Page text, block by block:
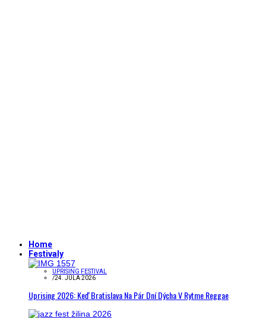
Home
Festivaly
UPRISING FESTIVAL
/24. JÚLA 2026
Uprising 2026: Keď Bratislava Na Pár Dní Dýcha V Rytme Reggae